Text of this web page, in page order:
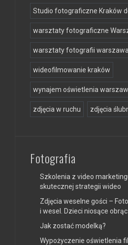
Studio fotograficzne Kraków
warsztaty fotograficzne
warsztaty fotografii warszawa
wideofilmowanie kraków
wynajem oświetlenia
zdjęcia w ruchu zdjęcia
Fotografia
Szkolenia z video
skutecznej strategii wideo
Zdjęcia weselne gości –
i wesel. Dzieci niosące
Jak zostać modelką?
Wypożyczenie oświetlenia